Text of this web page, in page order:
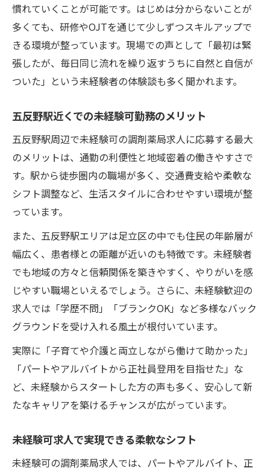
慣れていくことが可能です。はじめは分からないことが
多くても、研修やOJTを通じて少しずつスキルアップで
きる環境が整っています。現場での声として「最初は緊
張したが、毎日同じ流れを繰り返すうちに自然と自信が
ついた」という未経験者の体験談も多く聞かれます。
五反野駅近くでの未経験可勤務のメリット
五反野駅周辺で未経験可の調剤薬局求人に応募する最大
のメリットは、通勤の利便性と地域密着の働きやすさで
す。駅から徒歩圏内の職場が多く、交通費支給や柔軟な
シフト調整など、生活スタイルに合わせやすい環境が整
っています。
また、五反野駅エリアは足立区の中でも住民の年齢層が
幅広く、患者様との距離が近いのも特徴です。未経験者
でも地域の方々と信頼関係を築きやすく、やりがいを感
じやすい職場といえるでしょう。さらに、未経験歓迎の
求人では「学歴不問」「ブランクOK」など多様なバック
グラウンドを受け入れる風土が根付いています。
実際に「子育てや介護と両立しながら働けて助かった」
「パートやアルバイトから正社員登用を目指せた」な
ど、未経験からスタートした方の声も多く、安心して新
たなキャリアを築けるチャンスが広がっています。
未経験可求人で実現できる柔軟なシフト
未経験可の調剤薬局求人では、パートやアルバイト、正